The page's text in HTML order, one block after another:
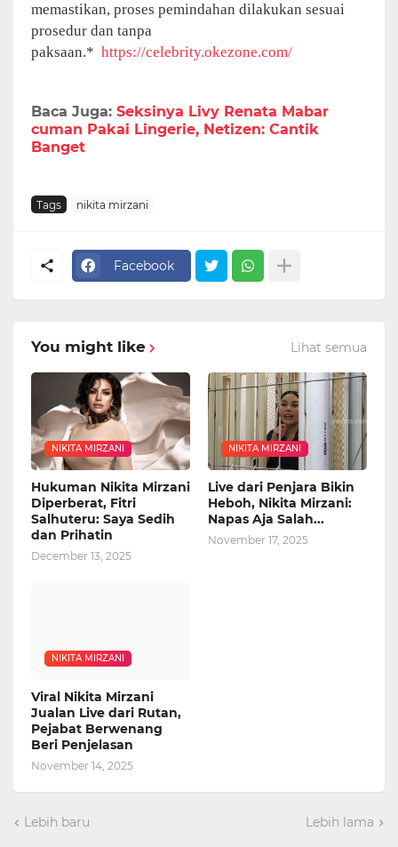
memastikan, proses pemindahan dilakukan sesuai
prosedur dan tanpa
paksaan.* https://celebrity.okezone.com/
Baca Juga: Seksinya Livy Renata Mabar
cuman Pakai Lingerie, Netizen: Cantik
Banget
Tags nikita mirzani
Facebook
You might like Lihat semua
NIKITA MIRZANI
Hukuman Nikita Mirzani
Diperberat, Fitri
Salhuteru: Saya Sedih
dan Prihatin
December 13, 2025
NIKITA MIRZANI
Live dari Penjara Bikin
Heboh, Nikita Mirzani:
Napas Aja Salah...
November 17, 2025
NIKITA MIRZANI
Viral Nikita Mirzani
Jualan Live dari Rutan,
Pejabat Berwenang
Beri Penjelasan
November 14, 2025
Lebih baru Lebih lama